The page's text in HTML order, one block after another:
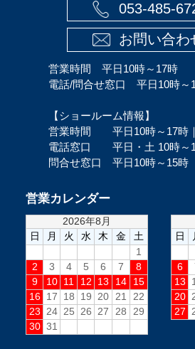
053-485-
お問い合わ
営業時間 平日10時～17時
電話/問合せ窓口 平日10時～
【ショールーム情報】
営業時間 平日10時～17時
電話窓口 平日・土 10時～
問合せ窓口 平日10時～15時
営業カレンダー